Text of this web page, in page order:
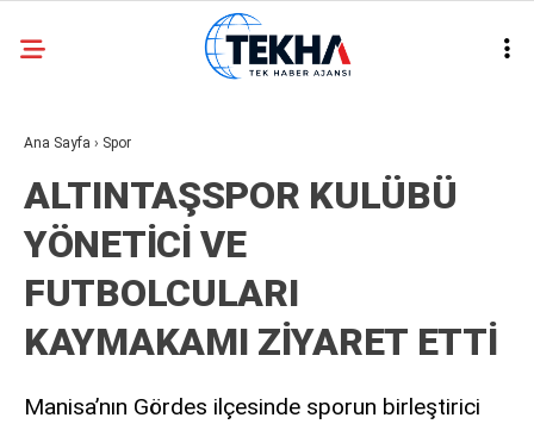
26.8
ASAYIŞ
GÜNDEM
GENEL
EKONOMI
Ana Sayfa › Spor
ALTINTAŞSPOR KULÜBÜ
YÖNETİCİ VE
FUTBOLCULARI
KAYMAKAMI ZİYARET ETTİ
Manisa’nın Gördes ilçesinde sporun birleştirici